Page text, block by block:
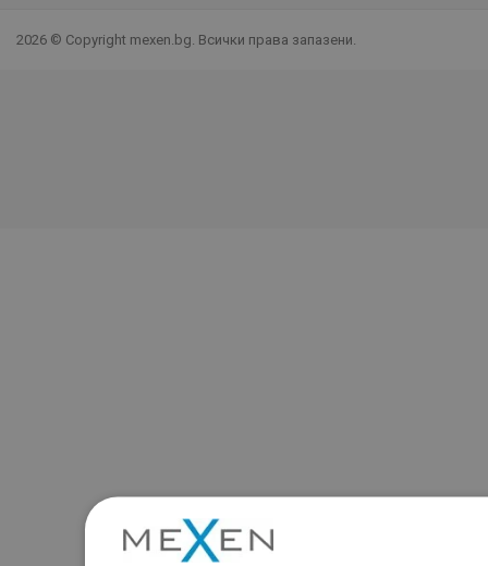
2026 © Copyright mexen.bg. Всички права запазени.